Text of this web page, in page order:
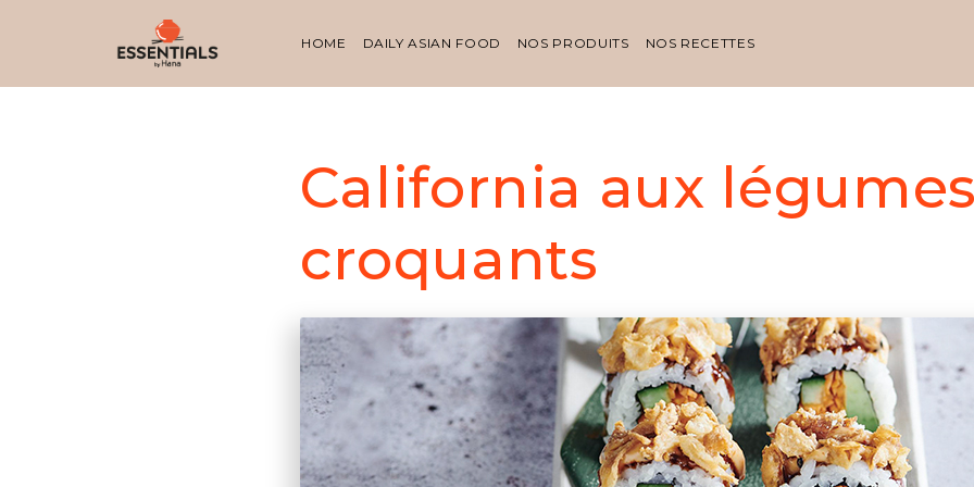
HOME DAILY ASIAN FOOD NOS PRODUITS NOS RECETTES
California aux
croquants